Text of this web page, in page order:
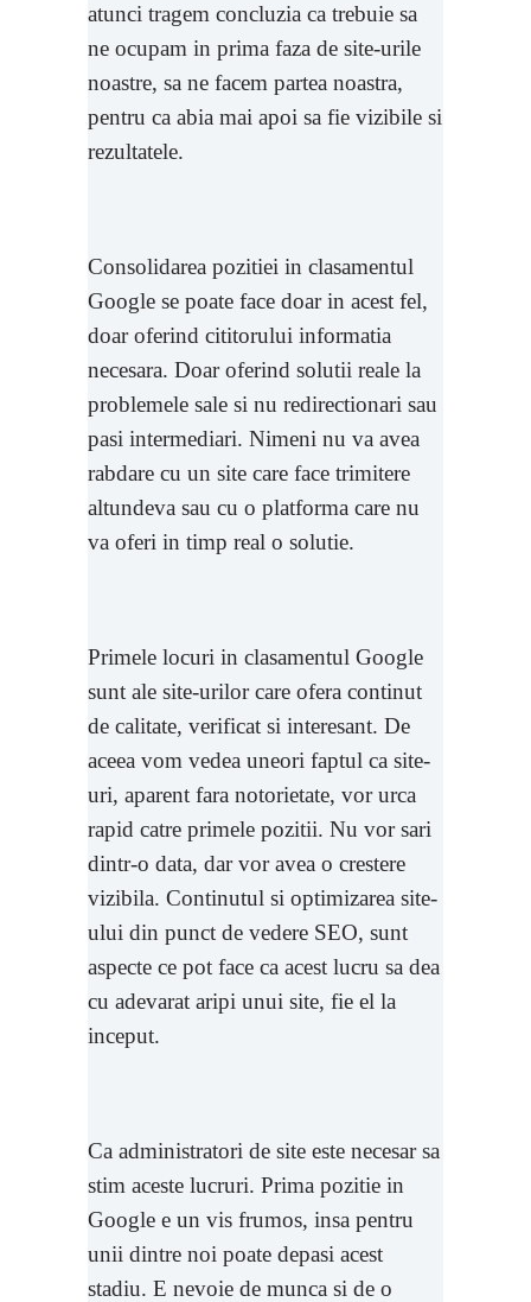
atunci tragem concluzia ca trebuie sa
ne ocupam in prima faza de site-urile
noastre, sa ne facem partea noastra,
pentru ca abia mai apoi sa fie vizibile si
rezultatele.
Consolidarea pozitiei in clasamentul
Google se poate face doar in acest fel,
doar oferind cititorului informatia
necesara. Doar oferind solutii reale la
problemele sale si nu redirectionari sau
pasi intermediari. Nimeni nu va avea
rabdare cu un site care face trimitere
altundeva sau cu o platforma care nu
va oferi in timp real o solutie.
Primele locuri in clasamentul Google
sunt ale site-urilor care ofera continut
de calitate, verificat si interesant. De
aceea vom vedea uneori faptul ca site-
uri, aparent fara notorietate, vor urca
rapid catre primele pozitii. Nu vor sari
dintr-o data, dar vor avea o crestere
vizibila. Continutul si optimizarea site-
ului din punct de vedere SEO, sunt
aspecte ce pot face ca acest lucru sa dea
cu adevarat aripi unui site, fie el la
inceput.
Ca administratori de site este necesar sa
stim aceste lucruri. Prima pozitie in
Google e un vis frumos, insa pentru
unii dintre noi poate depasi acest
stadiu. E nevoie de munca si de o